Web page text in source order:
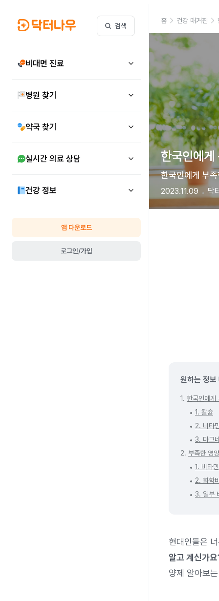
검색
비대면 진료
병원 찾기
약국 찾기
실시간 의료 상담
건강 정보
앱 다운로드
로그인/가입
홈 건강 매거진
한국인에
한국인에게 부
2023.11.09 닥
원하는 정보
1. 한국인에게
1. 칼슘
2. 비타
3. 마그
2. 부족한 영
1. 비타
2. 화학
3. 일부
현대인들은
알고 계신가
양제 알아보